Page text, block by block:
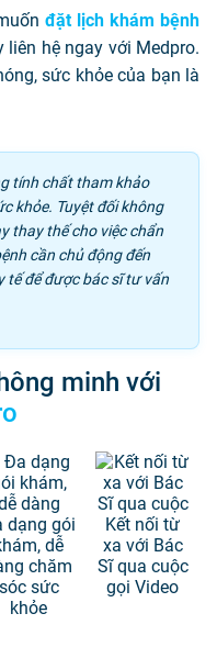
đặt lịch khám bệnh
liên hệ ngay với Medpro.
sức khỏe của bạn là
tính chất tham khảo
khỏe. Tuyệt đối không
thay thế cho việc chẩn
cần chủ động đến
tế để được bác sĩ tư vấn
minh với
dạng gói
dễ
chăm
sóc sức
khỏe
Kết nối từ
xa với Bác
Sĩ qua cuộc
gọi Video